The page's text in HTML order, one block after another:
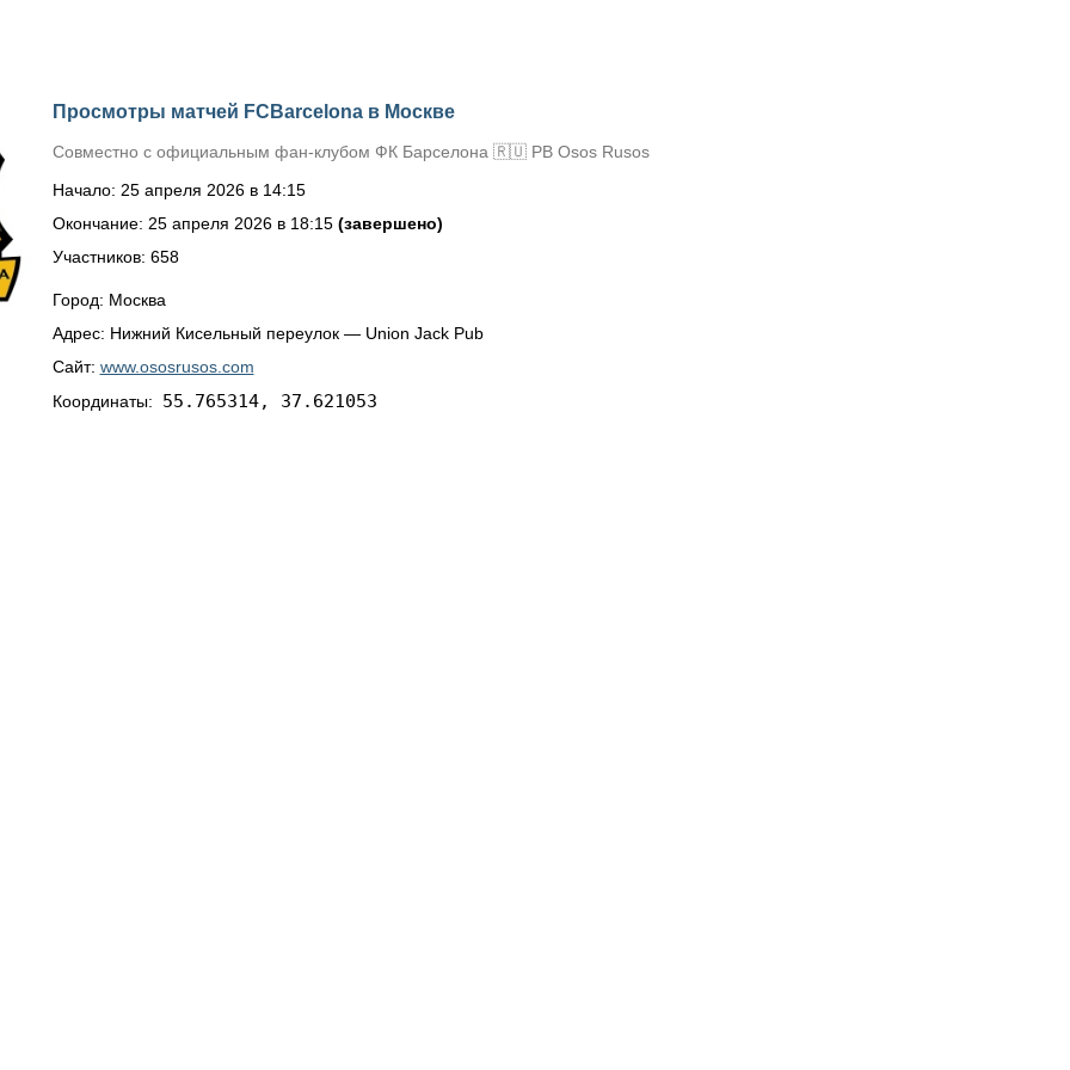
Просмотры матчей FCBarcelona в Москве
Совместно с официальным фан-клубом ФК Барселона 🇷🇺 PB Osos Rusos
Начало: 25 апреля 2026 в 14:15
Окончание: 25 апреля 2026 в 18:15 (завершено)
Участников: 658
Город: Москва
Адрес: Нижний Кисельный переулок — Union Jack Pub
Сайт: www.ososrusos.com
Координаты: 55.765314, 37.621053